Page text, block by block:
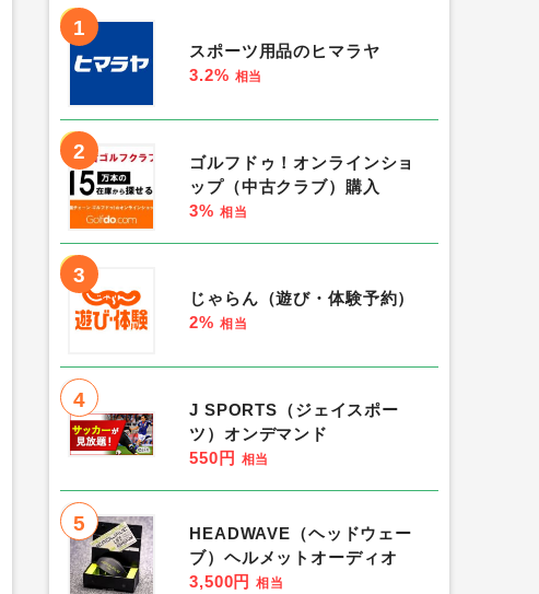
1
スポーツ用品のヒマラヤ
3.2% 相当
2
ゴルフドゥ！オンラインショ
ップ（中古クラブ）購入
3% 相当
3
じゃらん（遊び・体験予約）
2% 相当
4
J SPORTS（ジェイスポー
ツ）オンデマンド
550円 相当
5
HEADWAVE（ヘッドウェー
ブ）ヘルメットオーディオ
3,500円 相当